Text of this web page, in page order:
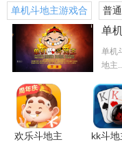
单机斗地主游戏合
集
普
单
单机
地主
欢乐斗地主
kk斗